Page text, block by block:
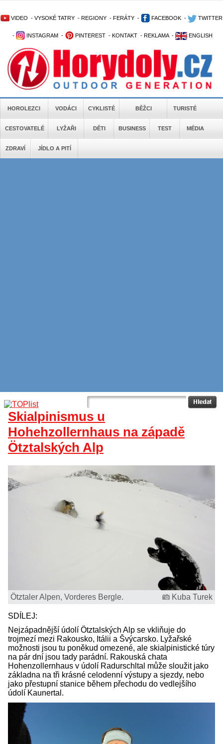
VIDEO - VYSOKÉ TATRY - REGIONY - FERÁTY - FACEBOOK - TWITTER
- INSTAGRAM - PINTEREST - KONTAKT - REKLAMA - ENGLISH
HOROLEZCI VODÁCI CYKLISTÉ BĚŽCI TURISTÉ
CESTOVATELÉ LYŽAŘI DĚTI BUSINESS TEST MÉDIA
ZDRAVÍ JÍDLO A PITÍ
Skialpinismus u
Hohehzollernhaus na západě
Ötztalských Alp
Ötztaler Alpen, Vorderes Bergle. Kuba Turek
SDÍLEJ:
Nejzápadnější údolí Ötztalských Alp se vkliňuje do
trojmezí mezi Rakousko, Itálii a Švýcarsko. Lyžařské
možnosti jsou tu poněkud omezené, ale skialpinistické túry
na pár dní jsou tady parádní. Rakouská chata
Hohenzollernhaus v údolí Radurschltal může sloužit jako
základna na tři krásné celodenní výstupy a sjezdy, nebo
jako přestupní stanice během přechodu do vedlejšího
údolí Kaunertal.